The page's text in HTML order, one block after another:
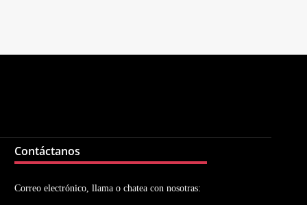
Contáctanos
Correo electrónico, llama o chatea con nosotras: